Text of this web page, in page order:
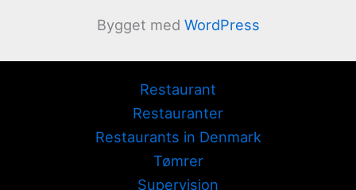
Bygget med WordPress
Restaurant
Restauranter
Restaurants in Denmark
Tømrer
Supervision